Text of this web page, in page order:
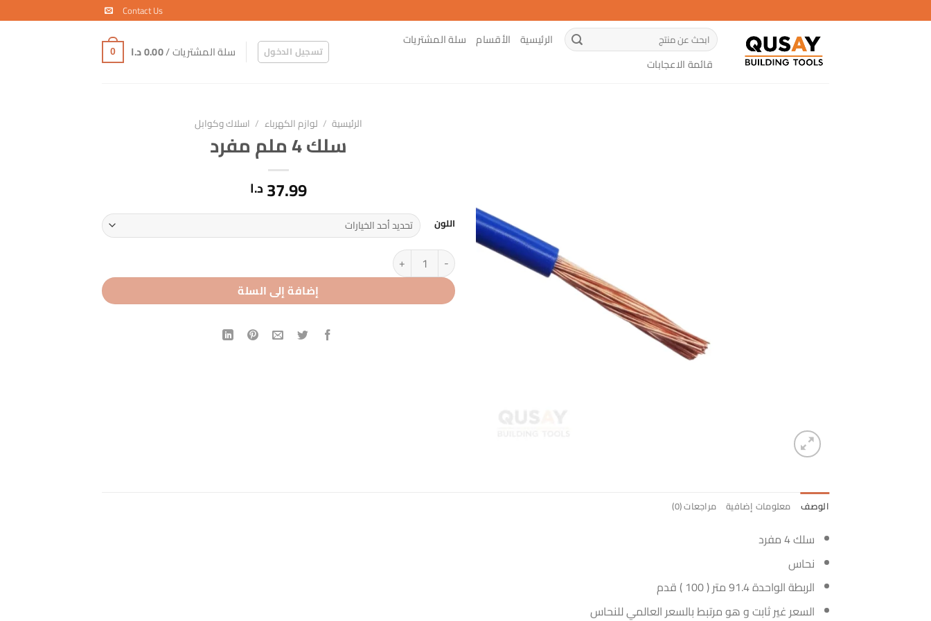
للمحتوى
Contact Us
البحث
عن:
الرئيسية الأقسام سلة المشتريات
قائمة الاعجابات
تسجيل الدخول سلة المشتريات /0.00د.ا 0
الرئيسية / لوازم الكهرباء / اسلاك وكوابل
سلك 4 ملم مفرد
37.99 د.ا
اللون
كمية سلك 4 ملم مفرد
إضافة إلى السلة
الوصف معلومات إضافية مراجعات (0)
سلك 4 مفرد
نحاس
الربطة الواحدة 91.4 متر ( 100 ) قدم
السعر غير ثابت و هو مرتبط بالسعر العالمي للنحاس